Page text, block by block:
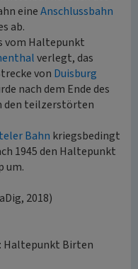
eineAnschlussbahn
ab.
vom Haltepunkt
verlegt, das
von Duisburg
nach dem Ende des
den teilzerstörten
Bahn kriegsbedingt
1945 den Haltepunkt
um.
2018)
: Haltepunkt Birten